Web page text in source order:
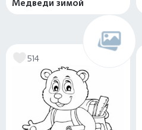
Медведи зимой
514